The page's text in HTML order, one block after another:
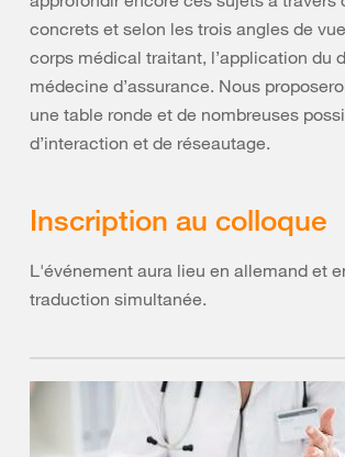
concrets et selon les trois angles de
corps médical traitant, l’application du
médecine d’assurance. Nous
une table ronde et de nombreuses
d’interaction et de réseautage.
Inscription au colloque
L'événement aura lieu en allemand et
traduction simultanée.